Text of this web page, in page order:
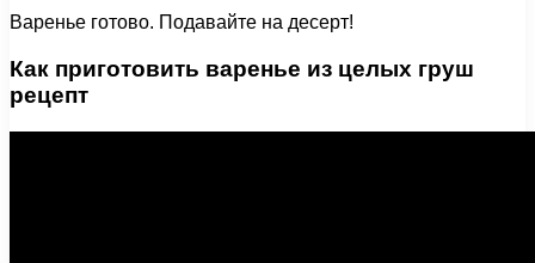
Варенье готово. Подавайте на десерт!
Как приготовить варенье из целых груш
рецепт